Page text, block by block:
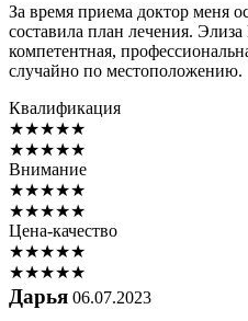
За время приема доктор меня
составила план лечения.
компетентная,
случайно по местоположению.
Квалификация
★★★★★
★★★★★
Внимание
★★★★★
★★★★★
Цена-качество
★★★★★
★★★★★
Дарья 06.07.2023